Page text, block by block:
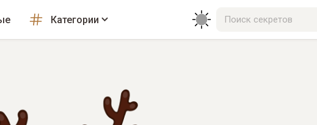
Категории